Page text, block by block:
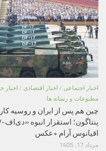
اخبار اجتماعی / اخبار اقتصادی / اخبار
مطبوعات و رسانه ها
چین هم پس از ایران و روسیه
اقیانوس آرام +عکس
مرداد 17, 1405